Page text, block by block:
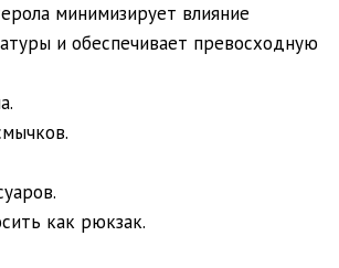
минимизирует влияние
и обеспечивает превосходную
как рюкзак.